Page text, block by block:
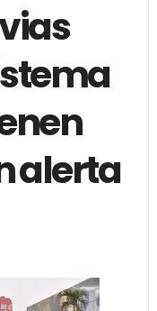
alerta